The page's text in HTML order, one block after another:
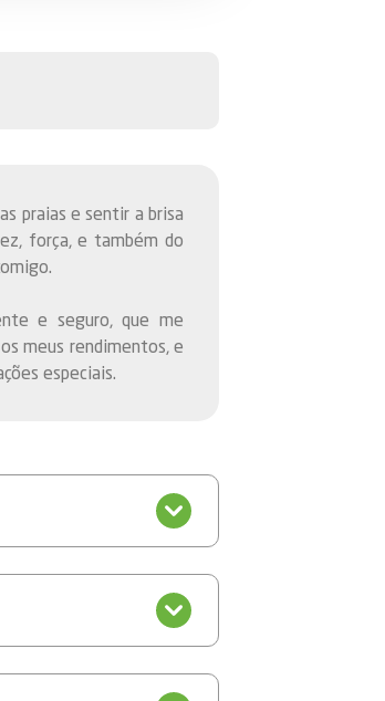
praias e sentir a brisa
força, e também do
e seguro, que me
meus rendimentos, e
especiais.